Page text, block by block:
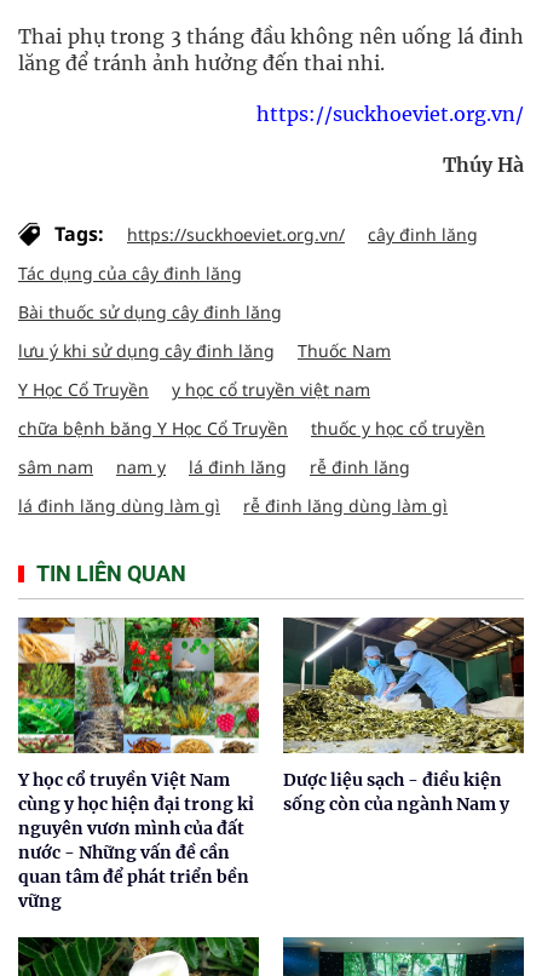
Thai phụ trong 3 tháng đầu không nên uống lá đinh
lăng để tránh ảnh hưởng đến thai nhi.
https://suckhoeviet.org.vn/
Thúy Hà
Tags: https://suckhoeviet.org.vn/
cây đinh lăng
Tác dụng của cây đinh lăng
Bài thuốc sử dụng cây đinh lăng
lưu ý khi sử dụng cây đinh lăng
Thuốc Nam
Y Học Cổ Truyền
y học cổ truyền việt nam
chữa bệnh băng Y Học Cổ Truyền
thuốc y học cổ truyền
sâm nam
nam y lá đinh lăng
rễ đinh lăng
lá đinh lăng dùng làm gì
rễ đinh lăng dùng làm gì
TIN LIÊN QUAN
Y học cổ truyền Việt Nam
cùng y học hiện đại trong kỉ
nguyên vươn mình của đất
nước - Những vấn đề cần
quan tâm để phát triển bền
vững
Dược liệu sạch - điều kiện
sống còn của ngành Nam y